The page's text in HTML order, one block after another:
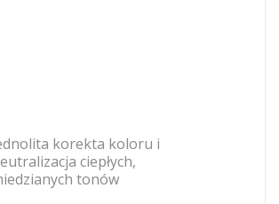
korekta koloru i
ciepłych,
tonów